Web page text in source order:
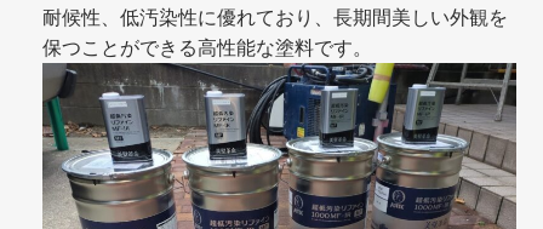
耐候性、低汚染性に優れており、長期間美しい外観を
保つことができる高性能な塗料です。